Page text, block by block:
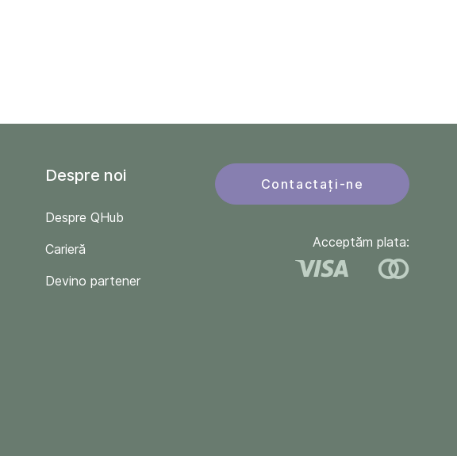
Despre noi
Despre QHub
Carieră
Devino partener
Contactați-ne
Acceptăm plata: